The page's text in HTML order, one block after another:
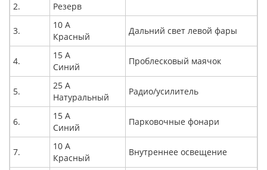
2.
Резерв
3.
10 А
Красный
Дальний свет левой фары
4.
15 А
Синий
Проблесковый маячок
5.
25 А
Натуральный
Радио/усилитель
6.
15 А
Синий
Парковочные фонари
7.
10 А
Красный
Внутреннее освещение